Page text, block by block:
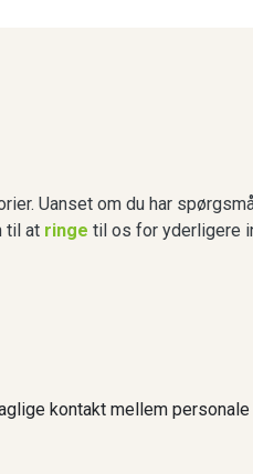
Uanset om du har
til at ringe til os for yderligere
kontakt mellem